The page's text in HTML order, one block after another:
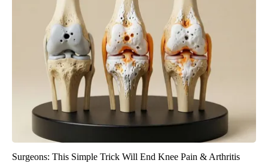
Surgeons: This Simple Trick Will End Knee Pain & Arthritis